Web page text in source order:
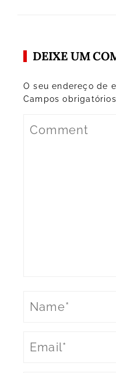
DEIXE UM
O seu endereço de
Campos